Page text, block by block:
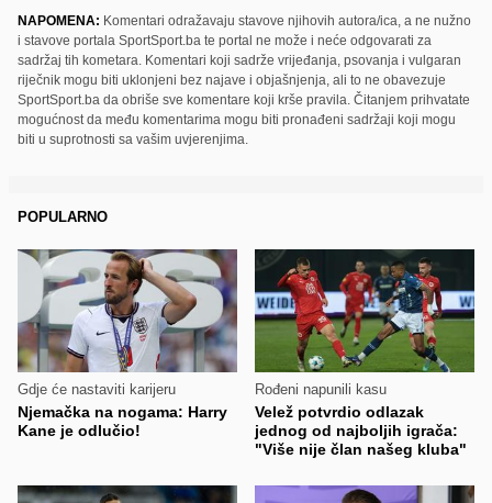
NAPOMENA: Komentari odražavaju stavove njihovih autora/ica, a ne nužno
i stavove portala SportSport.ba te portal ne može i neće odgovarati za
sadržaj tih kometara. Komentari koji sadrže vrijeđanja, psovanja i vulgaran
riječnik mogu biti uklonjeni bez najave i objašnjenja, ali to ne obavezuje
SportSport.ba da obriše sve komentare koji krše pravila. Čitanjem prihvatate
mogućnost da među komentarima mogu biti pronađeni sadržaji koji mogu
biti u suprotnosti sa vašim uvjerenjima.
POPULARNO
Gdje će nastaviti karijeru
Njemačka na nogama: Harry
Kane je odlučio!
Rođeni napunili kasu
Velež potvrdio odlazak
jednog od najboljih igrača:
"Više nije član našeg kluba"